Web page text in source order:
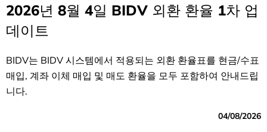
2026년 8월 4일 BIDV 외환 환율 1차 업
데이트
BIDV는 BIDV 시스템에서 적용되는 외환 환율표를 현금/수표
매입, 계좌 이체 매입 및 매도 환율을 모두 포함하여 안내드립
니다.
04/08/2026